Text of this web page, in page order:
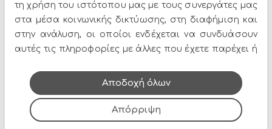
Όλες οι προσφορές και τα νέα του Epilegin,
στο email και τα social media!
τη χρήση του ιστότοπου μας με τους συνεργάτες μας
στα μέσα κοινωνικής δικτύωσης, στη διαφήμιση και
στην ανάλυση, οι οποίοι ενδέχεται να συνδυάσουν
αυτές τις πληροφορίες με άλλες που έχετε παρέχει ή
τους.
Απόρριψη
Αποδοχή όλων